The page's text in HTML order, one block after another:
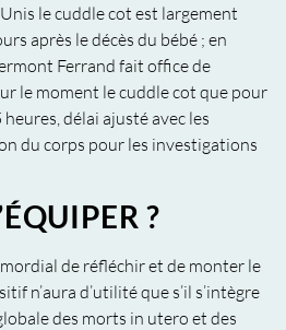
le cuddle cot est largement
après le décès du bébé ; en
Ferrand fait office de
le moment le cuddle cot que pour
délai ajusté avec les
du corps pour les investigations
?
de réfléchir et de monter le
n’aura d’utilité que s’il s’intègre
des morts in utero et des